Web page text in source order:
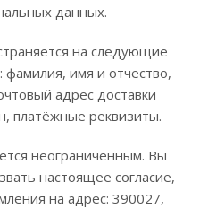
данных.
на следующие
имя и отчество,
адрес доставки
платёжные реквизиты.
неограниченным. Вы
настоящее согласие,
на адрес: 390027,